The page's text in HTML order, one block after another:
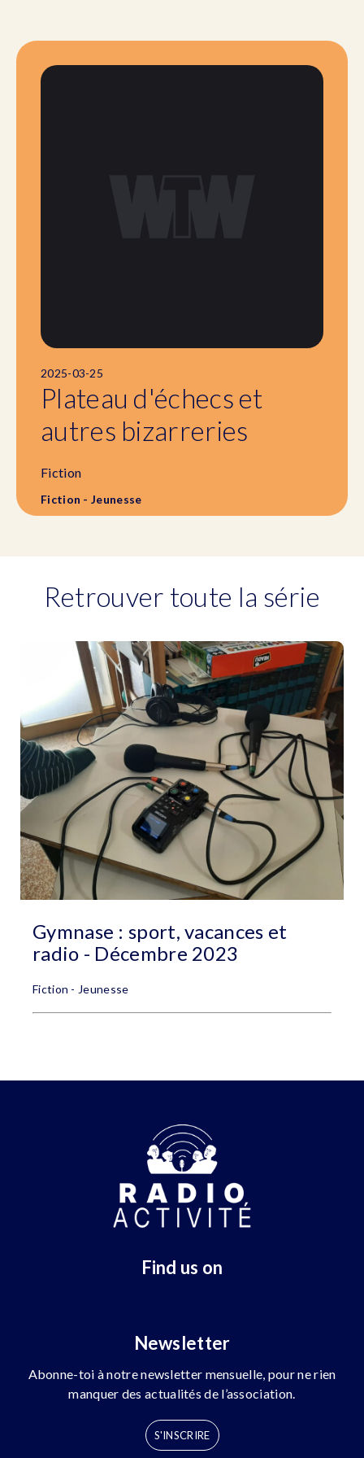
2025-03-25
Plateau d'échecs et
autres bizarreries
Fiction
Fiction - Jeunesse
Retrouver toute la série
Gymnase : sport, vacances et
radio - Décembre 2023
Fiction - Jeunesse
Find us on
Newsletter
Abonne-toi à notre newsletter mensuelle, pour ne rien
manquer des actualités de l’association.
S'INSCRIRE